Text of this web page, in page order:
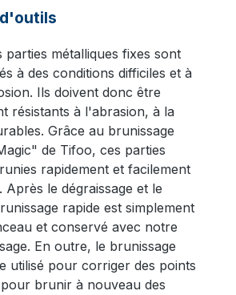
parties métalliques fixes sont
à des conditions difficiles et à
Ils doivent donc être
résistants à l'abrasion, à la
Grâce au brunissage
de Tifoo, ces parties
rapidement et facilement
Après le dégraissage et le
rapide est simplement
et conservé avec notre
En outre, le brunissage
utilisé pour corriger des points
brunir à nouveau des